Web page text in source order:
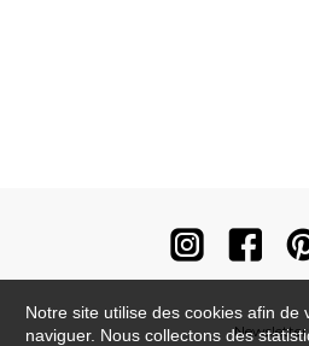
Newsletter
Notre site utilise des cookies afin de
naviguer. Nous collectons des